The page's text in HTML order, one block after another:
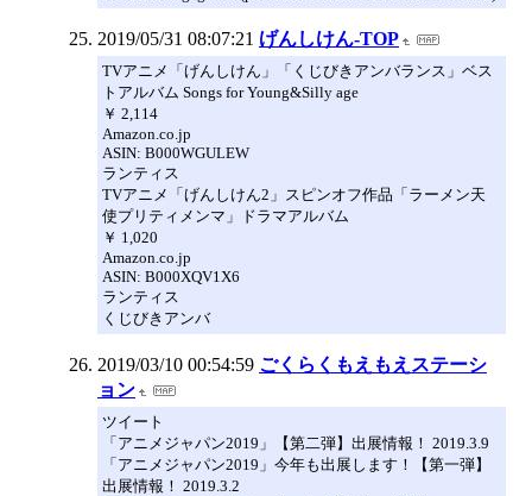
2019/05/31 08:07:21 げんしけん-TOP
TVアニメ「げんしけん」「くじびきアンバランス」ベス
トアルバム Songs for Young&Silly age
￥ 2,114
Amazon.co.jp
ASIN: B000WGULEW
ランティス
TVアニメ「げんしけん2」スピンオフ作品「ラーメン天
使プリティメンマ」ドラマアルバム
￥ 1,020
Amazon.co.jp
ASIN: B000XQV1X6
ランティス
くじびきアンバ
2019/03/10 00:54:59 ごくらくもえもえステーシ
ョン
ツイート
「アニメジャパン2019」【第二弾】出展情報！ 2019.3.9
「アニメジャパン2019」今年も出展します！【第一弾】
出展情報！ 2019.3.2